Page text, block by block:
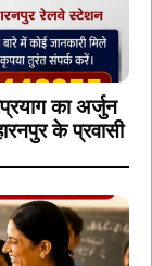
का अर्जुन
के प्रवासी